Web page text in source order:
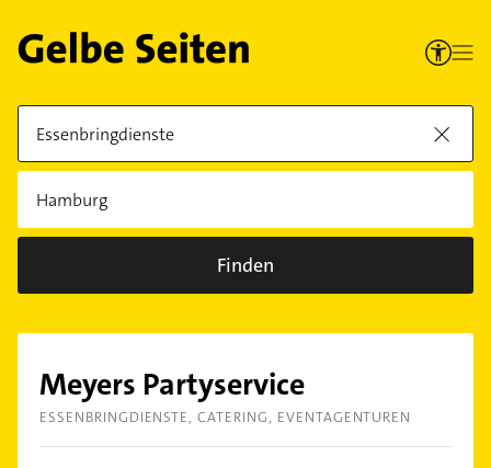
Finden
Meyers Partyservice
ESSENBRINGDIENSTE CATERING EVENTAGENTUREN